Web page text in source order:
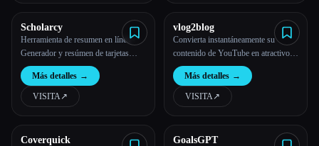
Scholarcy
Herramienta de resumen en línea -
Generador y resúmen de tarjetas
didácticas - Scholarcy
Más detalles →
VISITA↗︎
vlog2blog
Convierta instantáneamente su
contenido de YouTube en atractivos
artículos de blog.
Más detalles →
VISITA↗︎
Coverquick GoalsGPT